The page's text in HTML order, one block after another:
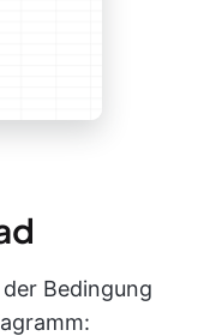
Bedingung